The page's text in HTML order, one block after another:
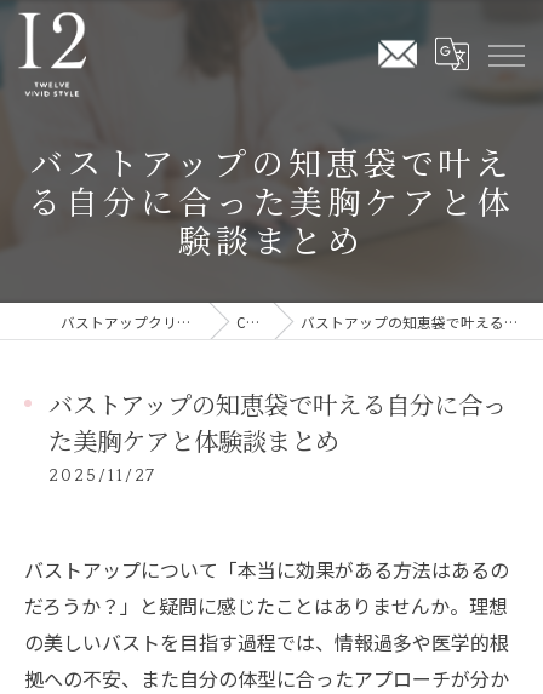
バストアップの知恵袋で叶え
る自分に合った美胸ケアと体
験談まとめ
バストアップクリームならTwelve Vivid Style COLUMN バストアップの知恵袋で叶える自分に合った美胸ケアと体験談まとめ
バストアップの知恵袋で叶える自分に合っ
た美胸ケアと体験談まとめ
2025/11/27
バストアップについて「本当に効果がある方法はあるの
だろうか？」と疑問に感じたことはありませんか。理想
の美しいバストを目指す過程では、情報過多や医学的根
拠への不安、また自分の体型に合ったアプローチが分か